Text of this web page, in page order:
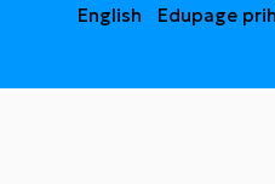
English Edupage